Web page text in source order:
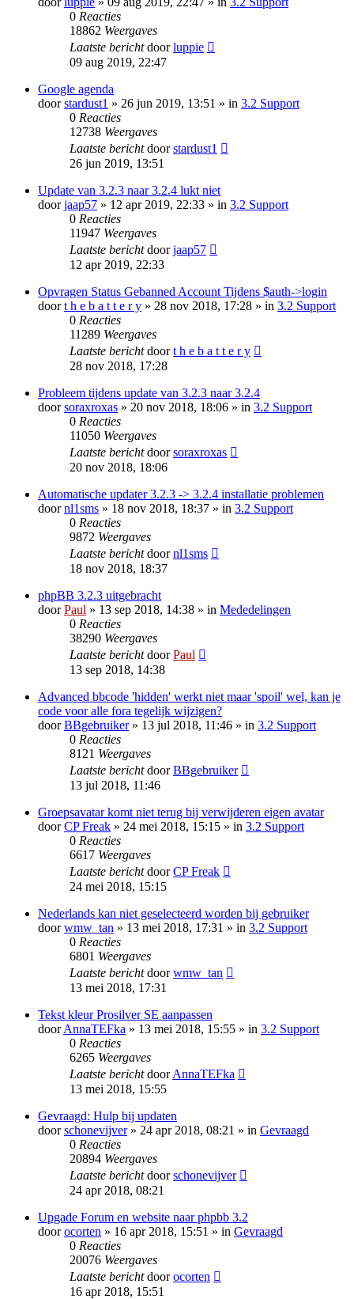
0 Reacties
18862 Weergaves
Laatste berichtdoorluppie
09 aug 2019, 22:47
Google agenda
doorstardust1 » 26 jun 2019, 13:51 » in 3.2 Support
0 Reacties
12738 Weergaves
Laatste berichtdoorstardust1
26 jun 2019, 13:51
Update van 3.2.3 naar 3.2.4 lukt niet
doorjaap57 » 12 apr 2019, 22:33 » in 3.2 Support
0 Reacties
11947 Weergaves
Laatste berichtdoorjaap57
12 apr 2019, 22:33
Opvragen Status Gebanned Account Tijdens $auth->login
doort h e b a t t e r y » 28 nov 2018, 17:28 » in 3.2 Support
0 Reacties
11289 Weergaves
Laatste berichtdoort h e b a t t e r y
28 nov 2018, 17:28
Probleem tijdens update van 3.2.3 naar 3.2.4
doorsoraxroxas » 20 nov 2018, 18:06 » in 3.2 Support
0 Reacties
11050 Weergaves
Laatste berichtdoorsoraxroxas
20 nov 2018, 18:06
Automatische updater 3.2.3 -> 3.2.4 installatie problemen
doornl1sms » 18 nov 2018, 18:37 » in 3.2 Support
0 Reacties
9872 Weergaves
Laatste berichtdoornl1sms
18 nov 2018, 18:37
phpBB 3.2.3 uitgebracht
doorPaul » 13 sep 2018, 14:38 » in Mededelingen
0 Reacties
38290 Weergaves
Laatste berichtdoorPaul
13 sep 2018, 14:38
Advanced bbcode 'hidden' werkt niet maar 'spoil' wel, kan je
code voor alle fora tegelijk wijzigen?
doorBBgebruiker» 13 jul 2018, 11:46 » in 3.2 Support
0 Reacties
8121 Weergaves
Laatste berichtdoorBBgebruiker
13 jul 2018, 11:46
Groepsavatar komt niet terug bij verwijderen eigen avatar
doorCP Freak » 24 mei 2018, 15:15 » in 3.2 Support
0 Reacties
6617 Weergaves
Laatste berichtdoorCP Freak
24 mei 2018, 15:15
Nederlands kan niet geselecteerd worden bij gebruiker
doorwmw_tan » 13 mei 2018, 17:31 » in 3.2 Support
0 Reacties
6801 Weergaves
Laatste berichtdoorwmw_tan
13 mei 2018, 17:31
Tekst kleur Prosilver SE aanpassen
doorAnnaTEFka » 13 mei 2018, 15:55 » in 3.2 Support
0 Reacties
6265 Weergaves
Laatste berichtdoorAnnaTEFka
13 mei 2018, 15:55
Gevraagd: Hulp bij updaten
doorschonevijver» 24 apr 2018, 08:21 » in Gevraagd
0 Reacties
20894 Weergaves
Laatste berichtdoorschonevijver
24 apr 2018, 08:21
Upgade Forum en website naar phpbb 3.2
doorocorten » 16 apr 2018, 15:51 » in Gevraagd
0 Reacties
20076 Weergaves
Laatste berichtdoorocorten
16 apr 2018, 15:51